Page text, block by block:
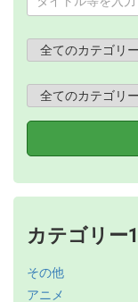
カテゴリー1
その他
アニメ